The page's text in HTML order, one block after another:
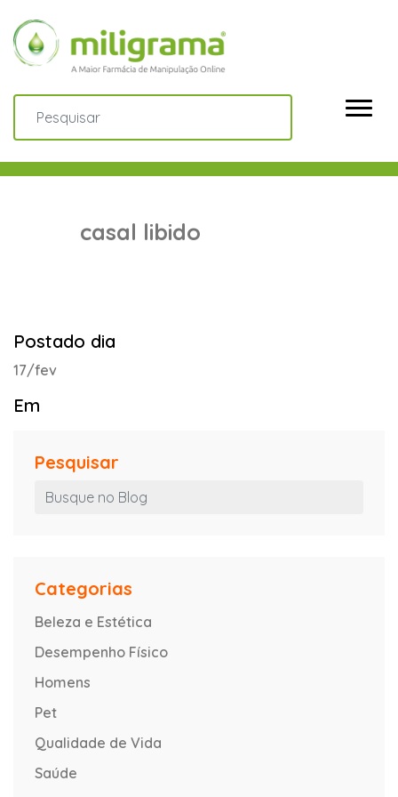
casal libido
Postado dia
17/fev
Em
Pesquisar
Categorias
Beleza e Estética
Desempenho Físico
Homens
Pet
Qualidade de Vida
Saúde